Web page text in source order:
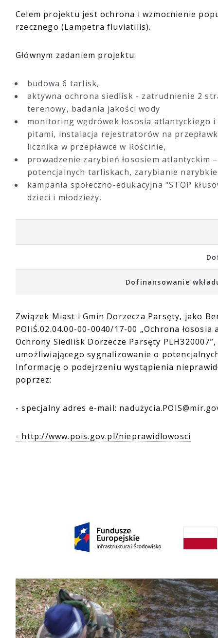
Celem projektu jest ochrona i wzmocnienie
rzecznego (Lampetra fluviatilis).
Głównym zadaniem projektu:
budowa 6 tarlisk,
aktywna ochrona siedlisk - zatrudnienie 2
terenowy, badania jakości wody
monitoring wędrówek łososia atlantyckiego
pitami, instalacja rejestratorów na
licznika w przepławce w Rościnie,
prowadzenie zarybień łososiem atlantyckim
potencjalnych tarliskach, zarybianie
kampania społeczno-edukacyjna "STOP
dzieci i młodzieży.
Dofinansowanie
Związek Miast i Gmin Dorzecza Parsęty, jako
POIiŚ.02.04.00-00-0040/17-00 „Ochrona
Ochrony Siedlisk Dorzecze Parsęty
umożliwiającego sygnalizowanie o
Informację o podejrzeniu wystąpienia
poprzez:
- specjalny adres e-mail:
- http://www.pois.gov.pl/nieprawidlowosci